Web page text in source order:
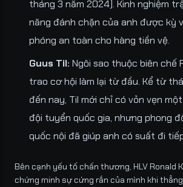
tháng 3 năm 2024). Kinh nghiệm
năng đánh chặn của anh được kỳ
phóng an toàn cho hàng tiền vệ.
Guus Til: Ngôi sao thuộc biên chế
trao cơ hội làm lại từ đầu. Kể từ
đến nay, Til mới chỉ có vỏn vẹn
đội tuyển quốc gia, nhưng phong
quốc nội đã giúp anh có suất đi
Bên cạnh yếu tố chấn thương, HLV Ronald
chứng minh sự cứng rắn của mình khi